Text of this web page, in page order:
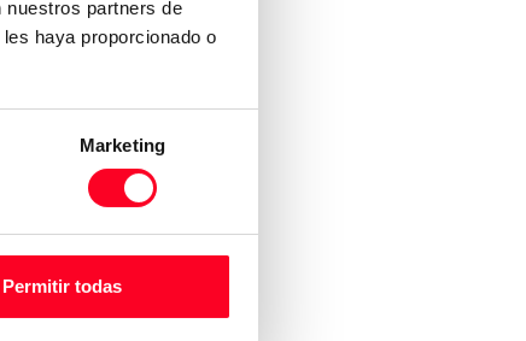
nuestros partners de
haya proporcionado o
Marketing
Permitir todas